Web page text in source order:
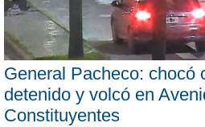
General Pacheco: chocó
detenido y volcó en
Constituyentes